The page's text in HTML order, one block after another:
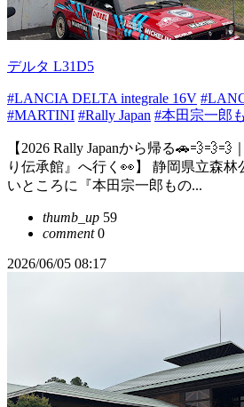
デルタ L31D5
#LANCIA DELTA integrale 16V
#MARTINI #Rally Japan #本田宗一郎
【2026 Rally Japanから帰る🚗💨💨💨
り伝承館』へ行く👀】 静岡県立森林
いところに『本田宗一郎もの...
thumb_up 59
comment0
2026/06/05 08:17